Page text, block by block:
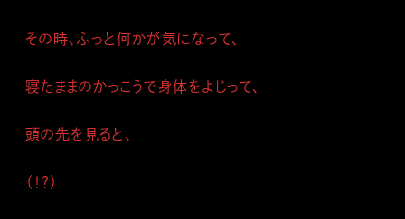
その時、ふっと何かが気になって、
寝たままのかっこうで身体をよじって、
頭の先を見ると、
（！？）